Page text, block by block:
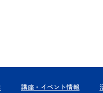
講座・イベント情報